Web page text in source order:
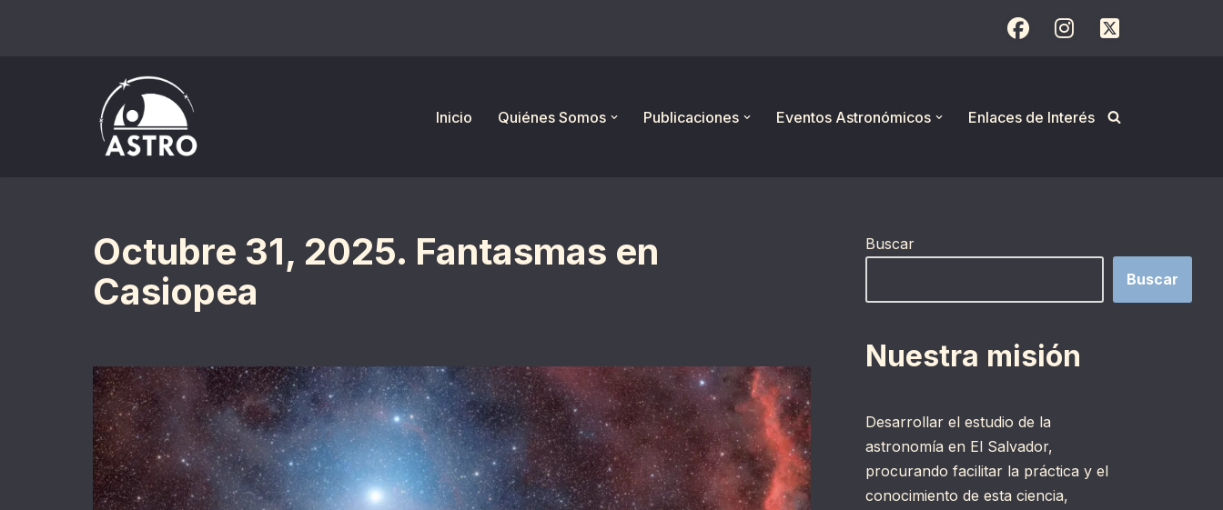
Inicio
Quiénes Somos Publicaciones Eventos Astronómicos Enlaces de Interés
Octubre 31, 2025. Fantasmas en
Casiopea
Buscar
Buscar
Nuestra misión
Desarrollar el estudio de la
astronomía en El Salvador,
procurando facilitar la práctica y el
conocimiento de esta ciencia,